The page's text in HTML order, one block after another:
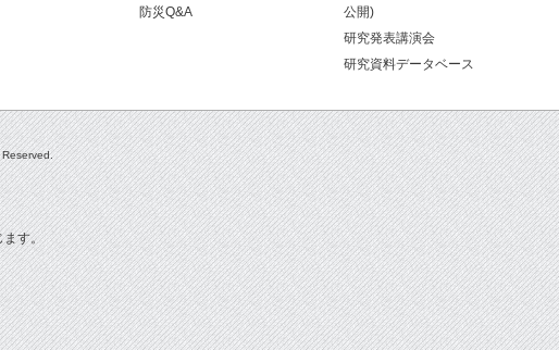
防災Q&A
公開)
研究発表講演会
研究資料データベース
ます。